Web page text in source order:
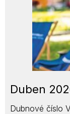
Duben
Dubnové číslo